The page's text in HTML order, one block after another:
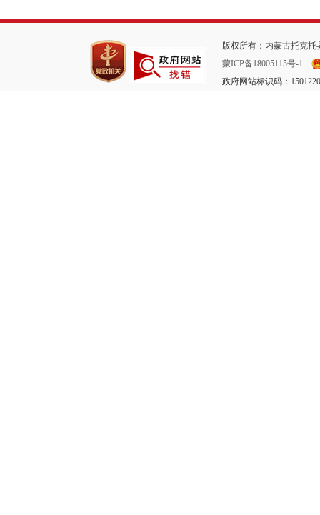
版权所有：内蒙古托克
蒙ICP备18005115号-1
政府网站标识码：